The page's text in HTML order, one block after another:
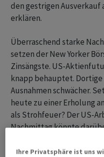
den gestrigen Ausverkauf
erklären.
Überraschend starke
setzen der New Yorker
Zinsängste. US-
knapp behauptet. Dortige
Ausnahmen schwächer.
heute zu einer Erholung
als Strohfeuer? Der US-
Nachmittag könnte
SMI vorbörslich noch
Ihre Privatsphäre ist uns